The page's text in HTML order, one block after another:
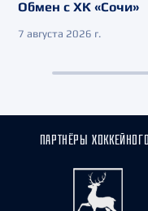
Обмен с ХК «Сочи»
7 августа 2026 г.
ПАРТНЁРЫ